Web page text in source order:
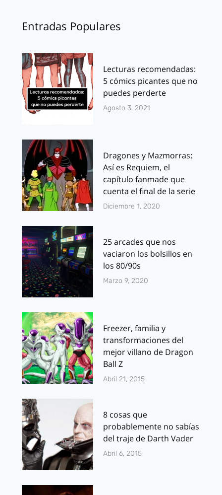
Entradas Populares
Lecturas recomendadas:
5 cómics picantes que no
puedes perderte
Agosto 3, 2021
Dragones y Mazmorras:
Así es Requiem, el
capítulo fanmade que
cuenta el final de la serie
Diciembre 1, 2020
25 arcades que nos
vaciaron los bolsillos en
los 80/90s
Marzo 9, 2020
Freezer, familia y
transformaciones del
mejor villano de Dragon
Ball Z
Abril 21, 2015
8 cosas que
probablemente no sabías
del traje de Darth Vader
Abril 6, 2015